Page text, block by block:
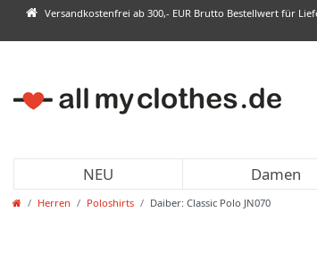
Versandkostenfrei ab 300,- EUR Brutto Bestellwert für
NEU Damen
Herren Poloshirts Daiber: Classic Polo JN070